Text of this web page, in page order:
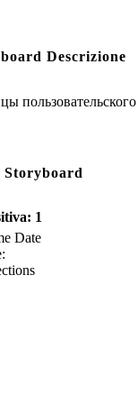
Descrizione
Storyboard
1
Date